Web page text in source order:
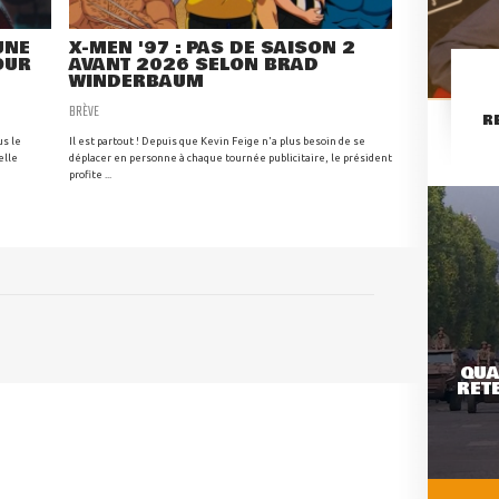
le
X-MEN '97 : PAS DE SAISON 2
AVANT 2026 SELON BRAD
WINDERBAUM
BRÈVE
Il est partout ! Depuis que Kevin Feige n'a plus besoin de se
déplacer en personne à chaque tournée publicitaire, le président
profite ...